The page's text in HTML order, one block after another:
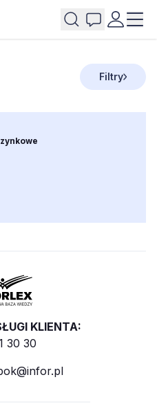
Filtry
KLIENTA:
30 30